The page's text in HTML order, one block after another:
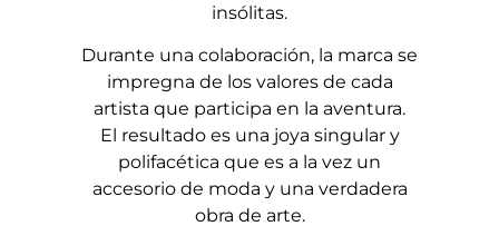
insólitas.
Durante una colaboración, la marca se
impregna de los valores de cada
artista que participa en la aventura.
El resultado es una joya singular y
polifacética que es a la vez un
accesorio de moda y una verdadera
obra de arte.